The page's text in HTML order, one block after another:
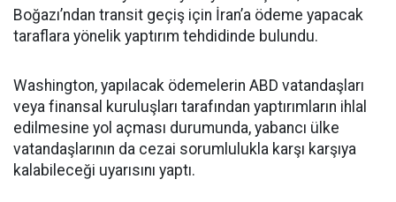
Boğazı’ndan transit geçiş için İran’a ödeme yapacak
taraflara yönelik yaptırım tehdidinde bulundu.
Washington, yapılacak ödemelerin ABD vatandaşları
veya finansal kuruluşları tarafından yaptırımların ihlal
edilmesine yol açması durumunda, yabancı ülke
vatandaşlarının da cezai sorumlulukla karşı karşıya
kalabileceği uyarısını yaptı.